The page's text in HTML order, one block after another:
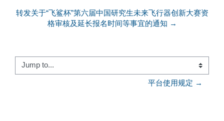
转发关于“飞鲨杯”第六届中国研究生未来飞行器创新大赛资
格审核及延长报名时间等事宜的通知 →
Jump to...
平台使用规定 →